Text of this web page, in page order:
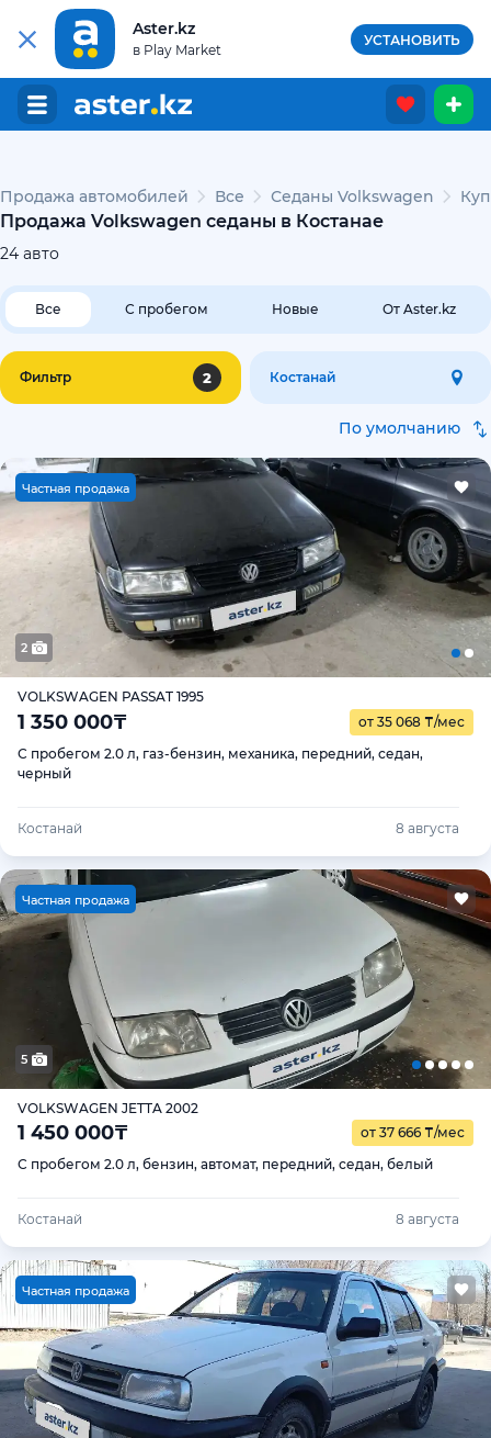
Aster.kz
в Play Market
УСТАНОВИТЬ
Продажа автомобилей Все Седаны Volkswagen
Продажа Volkswagen седаны в Костанае
24 авто
Все С пробегом Новые От Aster.kz
Фильтр 2 Костанай
По умолчанию
Частная продажа
2
VOLKSWAGEN PASSAT 1995
1 350 000₸ от 35 068 ₸/мес
С пробегом 2.0 л, газ-бензин, механика, передний, седан,
черный
Костанай 8 августа
Частная продажа
5
VOLKSWAGEN JETTA 2002
1 450 000₸ от 37 666 ₸/мес
С пробегом 2.0 л, бензин, автомат, передний, седан, белый
Костанай 8 августа
Частная продажа